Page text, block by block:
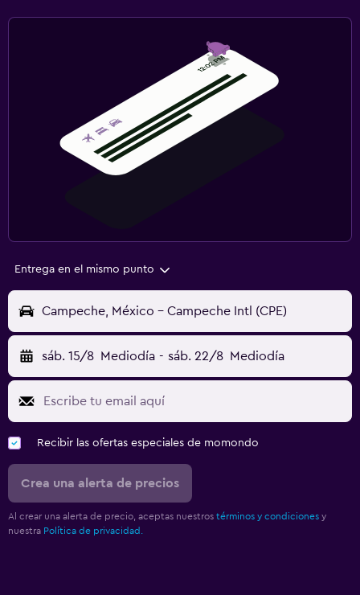
Entrega en el mismo punto
Campeche, México - Campeche Intl (CPE)
sáb. 15/8 Mediodía - sáb. 22/8 Mediodía
Recibir las ofertas especiales de momondo
Crea una alerta de precios
Al crear una alerta de precio, aceptas nuestros términos y condiciones y
nuestra Política de privacidad.